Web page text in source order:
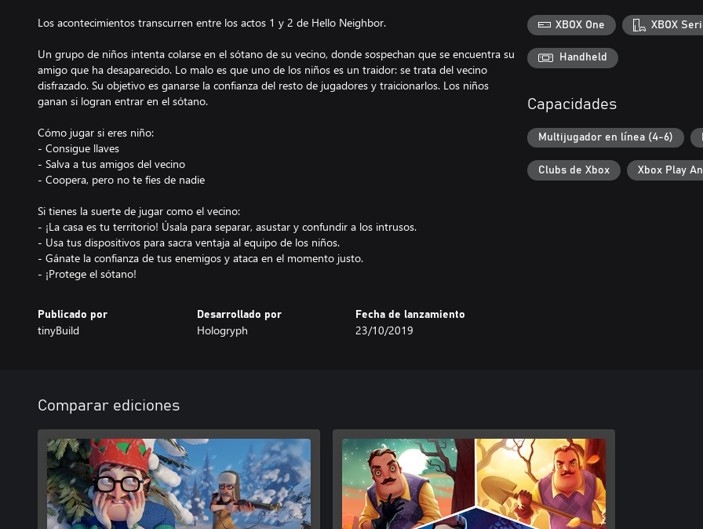
Los acontecimientos transcurren entre los actos 1 y 2 de Hello Neighbor.
Un grupo de niños intenta colarse en el sótano de su vecino, donde sospechan que se encuentra su
amigo que ha desaparecido. Lo malo es que uno de los niños es un traidor: se trata del vecino
disfrazado. Su objetivo es ganarse la confianza del resto de jugadores y traicionarlos. Los niños
ganan si logran entrar en el sótano.
Cómo jugar si eres niño:
- Consigue llaves
- Salva a tus amigos del vecino
- Coopera, pero no te fíes de nadie
Si tienes la suerte de jugar como el vecino:
- ¡La casa es tu territorio! Úsala para separar, asustar y confundir a los intrusos.
- Usa tus dispositivos para sacra ventaja al equipo de los niños.
- Gánate la confianza de tus enemigos y ataca en el momento justo.
- ¡Protege el sótano!
Publicado por
tinyBuild
Desarrollado por
Hologryph
Fecha de lanzamiento
23/10/2019
XBOX One XBOX
Handheld
Capacidades
Multijugador en línea (4-6)
Clubs de Xbox Xbox Play
Comparar ediciones